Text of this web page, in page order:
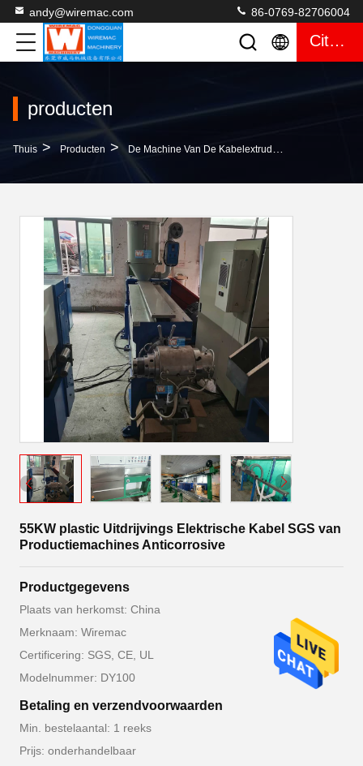
andy@wiremac.com 86-0769-82706004
Citaat
producten
Thuis > Producten > De Machine Van De Kabelextruder
55KW plastic Uitdrijvings Elektrische Kabel SGS van
Productiemachines Anticorrosive
Productgegevens
Plaats van herkomst: China
Merknaam: Wiremac
Certificering: SGS, CE, UL
Modelnummer: DY100
Betaling en verzendvoorwaarden
Min. bestelaantal: 1 reeks
Prijs: onderhandelbaar